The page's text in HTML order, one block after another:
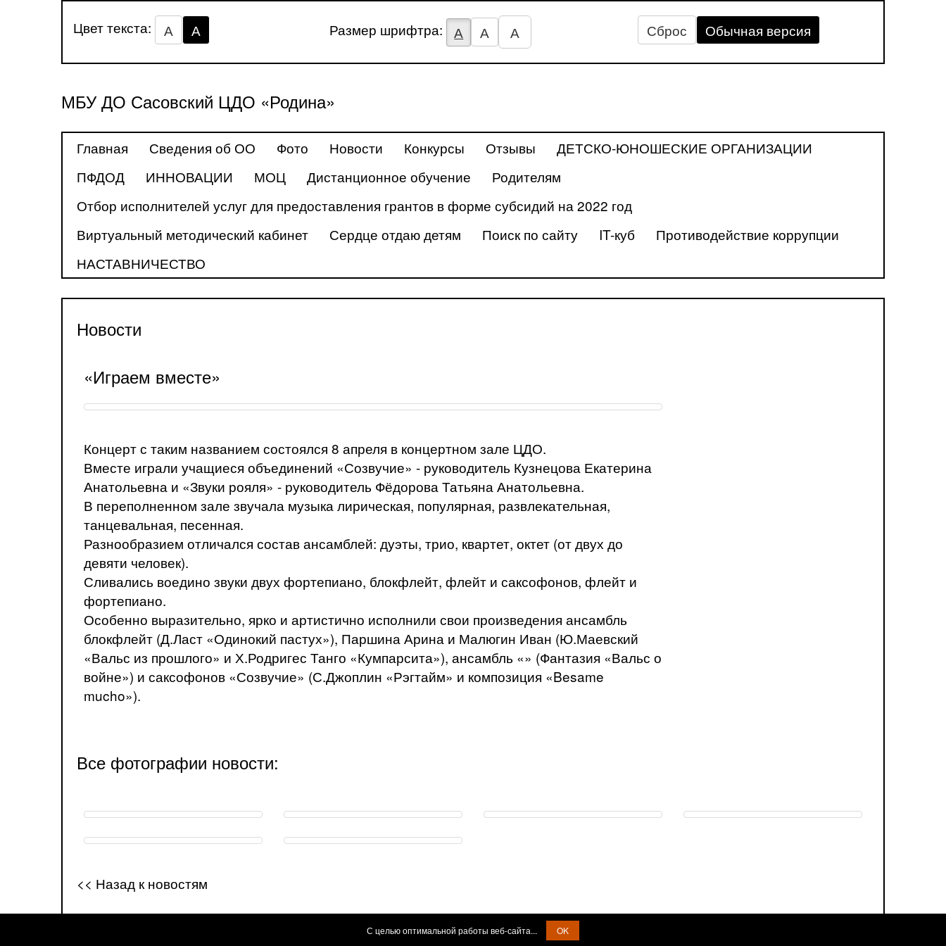
Цвет текста: А А Размер шрифтра: А А А Сброс Обычная версия
МБУ ДО Сасовский ЦДО «Родина»
Главная Сведения об ОО Фото Новости Конкурсы Отзывы
ДЕТСКО-ЮНОШЕСКИЕ ОРГАНИЗАЦИИ
ПФДОД
ИННОВАЦИИ МОЦ Дистанционное обучение
Родителям
Отбор исполнителей услуг для предоставления грантов в форме субсидий на 2022 год
Виртуальный методический кабинет
Сердце отдаю детям Поиск по сайту IT-куб
Противодействие коррупции
НАСТАВНИЧЕСТВО
Новости
«Играем вместе»
Концерт с таким названием состоялся 8 апреля в концертном зале ЦДО.
Вместе играли учащиеся объединений «Созвучие» - руководитель Кузнецова Екатерина
Анатольевна и «Звуки рояля» - руководитель Фёдорова Татьяна Анатольевна.
В переполненном зале звучала музыка лирическая, популярная, развлекательная,
танцевальная, песенная.
Разнообразием отличался состав ансамблей: дуэты, трио, квартет, октет (от двух до
девяти человек).
Сливались воедино звуки двух фортепиано, блокфлейт, флейт и саксофонов, флейт и
фортепиано.
Особенно выразительно, ярко и артистично исполнили свои произведения ансамбль
блокфлейт (Д.Ласт «Одинокий пастух»), Паршина Арина и Малюгин Иван (Ю.Маевский
«Вальс из прошлого» и Х.Родригес Танго «Кумпарсита»), ансамбль «» (Фантазия «Вальс о
войне») и саксофонов «Созвучие» (С.Джоплин «Рэгтайм» и композиция «Besame
mucho»).
Все фотографии новости:
<< Назад к новостям
С целью оптимальной работы веб-сайта... OK